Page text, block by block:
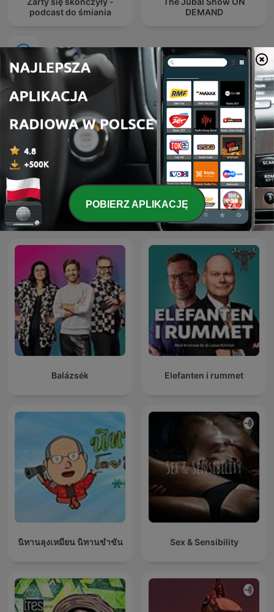
podcast do śmiania
DEMAND
Międzynarodowe podcasty: Komedia
Teen Taal Wat een Week!
Balázsék Elefanten i rummet
นิทานลุงเหมียน นิทานขำขัน Sex & Sensibility
POBIERZ APLIKACJĘ